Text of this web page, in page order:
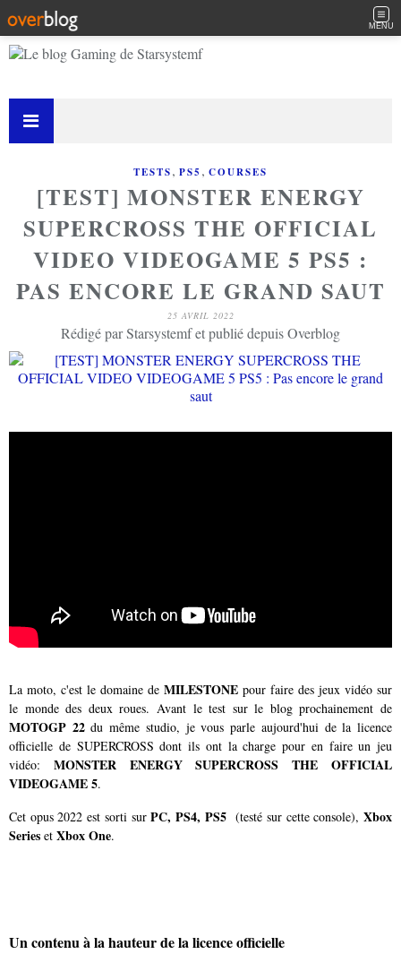
MENU
TESTS, PS5 , COURSES
[TEST] MONSTER ENERGY
SUPERCROSS THE OFFICIAL
VIDEO VIDEOGAME 5 PS5 :
PAS ENCORE LE GRAND SAUT
25 AVRIL 2022
Rédigé par Starsystemf et publié depuis Overblog
La moto, c'est le domaine de MILESTONE pour faire des jeux vidéo sur
le monde des deux roues. Avant le test sur le blog prochainement de
MOTOGP 22du même studio, je vous parle aujourd'hui de la licence
officielle de SUPERCROSS dont ils ont la charge pour en faire un jeu
vidéo: MONSTER ENERGY SUPERCROSS THE OFFICIAL
VIDEOGAME 5.
Cet opus 2022 est sorti surPC, PS4, PS5 (testé sur cette console),Xbox
Series et Xbox One.
Un contenu à la hauteur de la licence officielle